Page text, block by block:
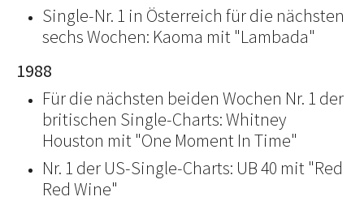
Single-Nr. 1 in Österreich für die nächsten
sechs Wochen: Kaoma mit "Lambada"
1988
Für die nächsten beiden Wochen Nr. 1 der
britischen Single-Charts: Whitney
Houston mit "One Moment In Time"
Nr. 1 der US-Single-Charts: UB 40 mit "Red
Red Wine"